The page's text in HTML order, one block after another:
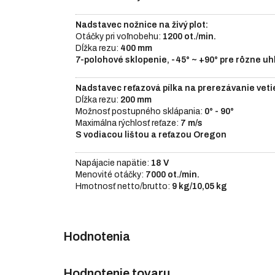
Nadstavec nožnice na živý plot:
Otáčky pri voľnobehu: 1200 ot./min.
Dĺžka rezu: 400 mm
7-polohové sklopenie, -45° ~ +90° pre rôzne
Nadstavec reťazová pílka na prerezávanie
Dĺžka rezu: 200 mm
Možnosť postupného sklápania: 0° - 90°
Maximálna rýchlosť reťaze: 7 m/s
S vodiacou lištou a reťazou Oregon
Napájacie napätie: 18 V
Menovité otáčky: 7000 ot./min.
Hmotnosť netto/brutto: 9 kg/10,05 kg